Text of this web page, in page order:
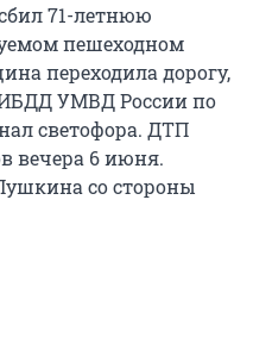
71-летнюю
пешеходном
переходила дорогу,
УМВД России по
светофора. ДТП
вечера 6 июня.
со стороны